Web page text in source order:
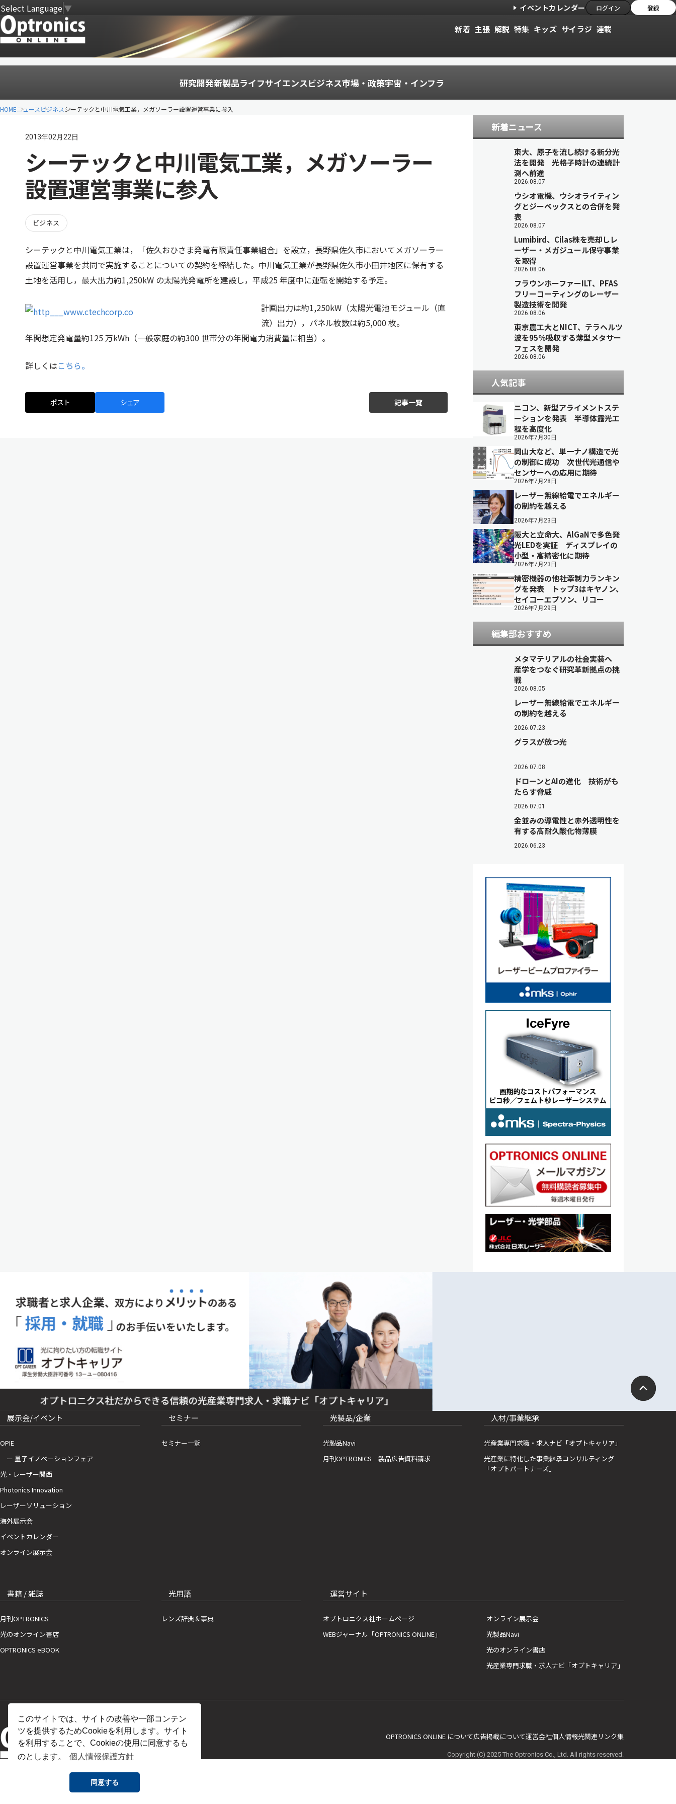
このサイトでは、サイトの改善や一部コンテン
ツを提供するためCookieを利用します。サイト
を利用することで、Cookieの使用に同意するも
のとします。
個人情報保護方針
同意する
Select Language▼ イベントカレンダー ログイン 登録
新着 主張 解説 特集 キッズ サイラジ 連載
研究開発新製品ライフサイエンスビジネス市場・政策宇宙・インフラ
HOMEニュース ビジネスシーテックと中川電気工業，メガソーラー設置運営事業に参入
2013年02月22日
シーテックと中川電気工業，メガソーラー
設置運営事業に参入
ビジネス
シーテックと中川電気工業は，「佐久おひさま発電有限責任事業組合」を設立，長野県佐久市においてメガソーラー
設置運営事業を共同で実施することについての契約を締結した。中川電気工業が長野県佐久市小田井地区に保有する
土地を活用し，最大出力約1,250kW の太陽光発電所を建設し，平成25 年度中に運転を開始する予定。
計画出力は約1,250kW（太陽光電池モジュール（直
流）出力），パネル枚数は約5,000 枚。
年間想定発電量約125 万kWh（一般家庭の約300 世帯分の年間電力消費量に相当）。
詳しくはこちら。
ポスト シェア 記事一覧
新着ニュース
東大、原子を流し続ける新分光
法を開発 光格子時計の連続計
測へ前進
2026.08.07
ウシオ電機、ウシオライティン
グとジーベックスとの合併を発
表
2026.08.07
Lumibird、Cilas株を売却しレ
ーザー・メガジュール保守事業
を取得
2026.08.06
フラウンホーファーILT、PFAS
フリーコーティングのレーザー
製造技術を開発
2026.08.06
東京農工大とNICT、テラヘルツ
波を95％吸収する薄型メタサー
フェスを開発
2026.08.06
人気記事
ニコン、新型アライメントステ
ーションを発表 半導体露光工
程を高度化
2026年7月30日
岡山大など、単一ナノ構造で光
の制御に成功 次世代光通信や
センサーへの応用に期待
2026年7月28日
レーザー無線給電でエネルギー
の制約を越える
2026年7月23日
阪大と立命大、AlGaNで多色発
光LEDを実証 ディスプレイの
小型・高精密化に期待
2026年7月23日
精密機器の他社牽制力ランキン
グを発表 トップ3はキヤノン、
セイコーエプソン、リコー
2026年7月29日
編集部おすすめ
メタマテリアルの社会実装へ
産学をつなぐ研究革新拠点の挑
戦
2026.08.05
レーザー無線給電でエネルギー
の制約を越える
2026.07.23
グラスが放つ光
2026.07.08
ドローンとAIの進化 技術がも
たらす脅威
2026.07.01
金並みの導電性と赤外透明性を
有する高耐久酸化物薄膜
2026.06.23
展示会/イベント
OPIE
ー 量子イノベーションフェア
光・レーザー関西
Photonics Innovation
レーザーソリューション
海外展示会
イベントカレンダー
オンライン展示会
セミナー
セミナー一覧
光製品/企業
光製品Navi
月刊OPTRONICS 製品広告資料請求
人材/事業継承
光産業専門求職・求人ナビ「オプトキャリア」
光産業に特化した事業継承コンサルティング
「オプトパートナーズ」
書籍 / 雑誌
月刊OPTRONICS
光のオンライン書店
OPTRONICS eBOOK
光用語
レンズ辞典＆事典
運営サイト
オプトロニクス社ホームページ
WEBジャーナル「OPTRONICS ONLINE」
オンライン展示会
光製品Navi
光のオンライン書店
光産業専門求職・求人ナビ「オプトキャリア」
OPTRONICS ONLINE について広告掲載について運営会社個人情報光関連リンク集
Copyright (C) 2025 The Optronics Co., Ltd. All rights reserved.